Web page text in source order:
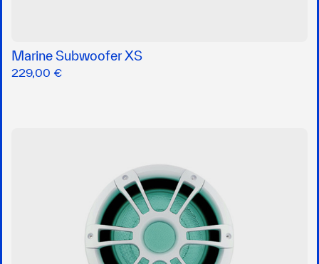
Marine Subwoofer XS
229,00 €